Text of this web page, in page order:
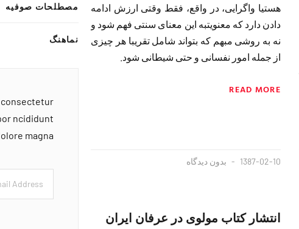
هست‏يا واگرايى، در واقع، فقط وقتى ارزش ادامه
دادن دارد كه معنويت‏به اين معناى سنتى فهم شود و
نه به روشى مبهم كه بتواند شامل تقريبا هر چيزى
از جمله امور نفسانى و حتى شيطانى شود.
READ MORE
1387-02-10 بدون دیدگاه
انتشار کتاب مولوی در عرفان ایران
مصطلحات صوفیه
نماهنگ
consectetur
ncididunt
magna